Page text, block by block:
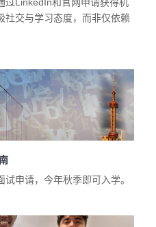
社交与学习态度，而非仅依赖
申请，今年秋季即可入学。